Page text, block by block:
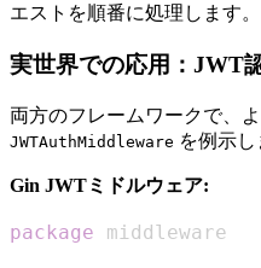
エストを順番に処理します。
実世界での応用：JWT
両方のフレームワークで、
JWTAuthMiddleware を例示し
Gin JWTミドルウェア:
package